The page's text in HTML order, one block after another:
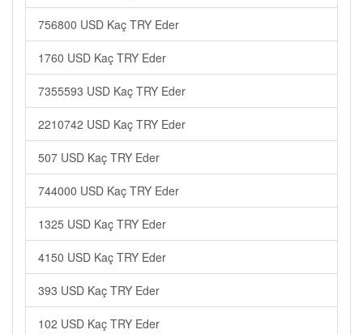
756800 USD Kaç TRY Eder
1760 USD Kaç TRY Eder
7355593 USD Kaç TRY Eder
2210742 USD Kaç TRY Eder
507 USD Kaç TRY Eder
744000 USD Kaç TRY Eder
1325 USD Kaç TRY Eder
4150 USD Kaç TRY Eder
393 USD Kaç TRY Eder
102 USD Kaç TRY Eder